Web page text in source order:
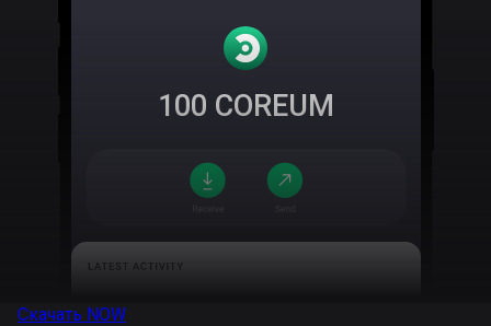
100 COREUM
Скачать NOW